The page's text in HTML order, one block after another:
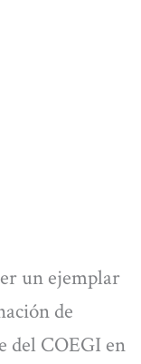
un ejemplar
de
del COEGI en